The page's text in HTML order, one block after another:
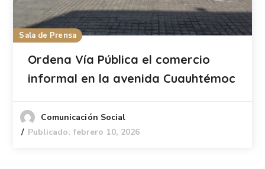
Sala de Prensa
Ordena Vía Pública el comercio
informal en la avenida Cuauhtémoc
Comunicación Social
Publicado: febrero 10, 2026